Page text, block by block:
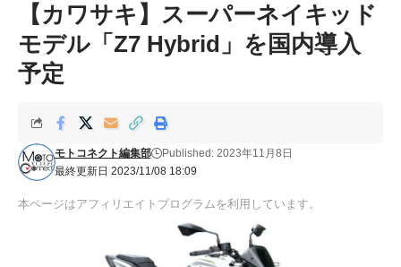
【カワサキ】スーパーネイキッド
モデル「Z7 Hybrid」を国内導入
予定
最終更新日 2023/11/08 18:09
モトコネクト編集部 Published: 2023年11月8日
本ページはアフィリエイトプログラムを利用しています。